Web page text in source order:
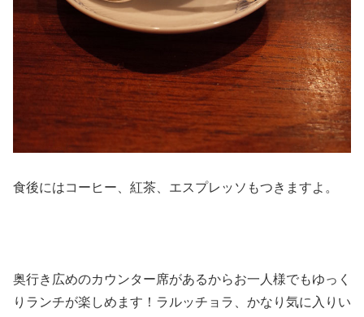
食後にはコーヒー、紅茶、エスプレッソもつきますよ。
奥行き広めのカウンター席があるからお一人様でもゆっく
りランチが楽しめます！ラルッチョラ、かなり気に入りい